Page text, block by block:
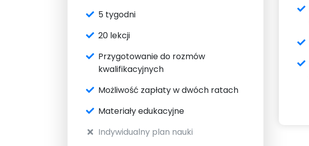
5 tygodni
20 lekcji
Przygotowanie do rozmów
kwalifikacyjnych
Możliwość zapłaty w dwóch ratach
Materiały edukacyjne
Indywidualny plan nauki